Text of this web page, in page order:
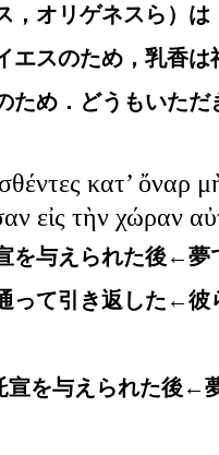
，オリゲネスら）
エスのため，乳香
ため．どうもいただ
κατ’
εἰς τὴν χώραν
を与えられた後←夢
って引き返した←彼
宣を与えられた後←